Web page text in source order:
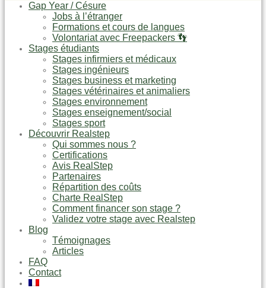
Gap Year / Césure
Jobs à l’étranger
Formations et cours de langues
Volontariat avec Freepackers 👣
Stages étudiants
Stages infirmiers et médicaux
Stages ingénieurs
Stages business et marketing
Stages vétérinaires et animaliers
Stages environnement
Stages enseignement/social
Stages sport
Découvrir Realstep
Qui sommes nous ?
Certifications
Avis RealStep
Partenaires
Répartition des coûts
Charte RealStep
Comment financer son stage ?
Validez votre stage avec Realstep
Blog
Témoignages
Articles
FAQ
Contact